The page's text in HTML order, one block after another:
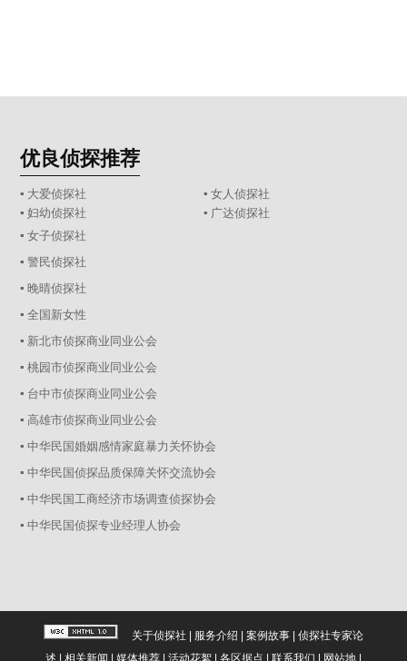
优良侦探推荐
▪ 大爱侦探社
▪ 女人侦探社
▪ 妇幼侦探社
▪ 广达侦探社
▪ 女子侦探社
▪ 警民侦探社
▪ 晚晴侦探社
▪ 全国新女性
▪ 新北市侦探商业同业公会
▪ 桃园市侦探商业同业公会
▪ 台中市侦探商业同业公会
▪ 高雄市侦探商业同业公会
▪ 中华民国婚姻感情家庭暴力关怀协会
▪ 中华民国侦探品质保障关怀交流协会
▪ 中华民国工商经济市场调查侦探协会
▪ 中华民国侦探专业经理人协会
关于侦探社 | 服务介绍 | 案例故事| 侦探社专家论
述 | 相关新闻 | 媒体推荐| 活动花絮| 各区据点 | 联系我们 | 网站地|